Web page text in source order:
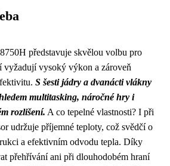
představuje skvělou volbu pro
vyžadují vysoký výkon a zároveň
S šesti jádry a dvanácti vlákny
multitasking, náročné hry i
rozlišení. A co tepelné vlastnosti? I při
udržuje příjemné teploty, což svědčí o
a efektivním odvodu tepla. Díky
přehřívání ani při dlouhodobém hraní